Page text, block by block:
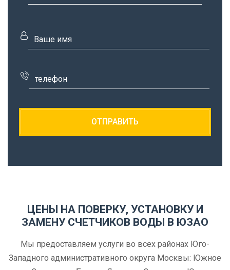
ЦЕНЫ НА ПОВЕРКУ, УСТАНОВКУ И
ЗАМЕНУ СЧЕТЧИКОВ ВОДЫ В ЮЗАО
Мы предоставляем услуги во всех районах Юго-
Западного административного округа Москвы: Южное